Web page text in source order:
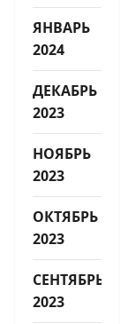
ЯНВАРЬ
2024
ДЕКАБРЬ
2023
НОЯБРЬ
2023
ОКТЯБРЬ
2023
СЕНТЯБРЬ
2023